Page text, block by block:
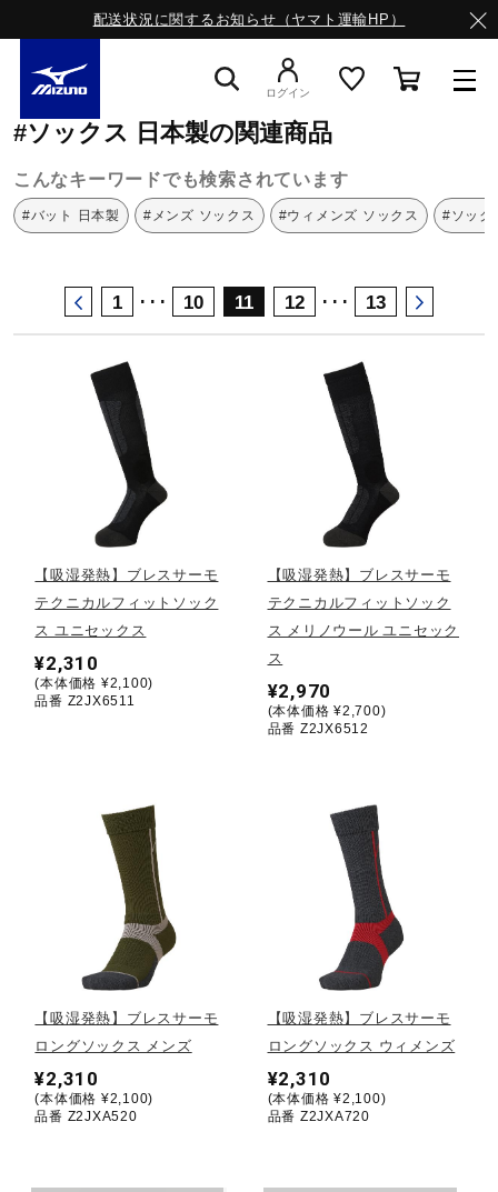
配送状況に関するお知らせ（ヤマト運輸HP）
ライフスタイルウエア
ランニング
サッカー／フットサル
トレーニング
野球
ゴルフ
バレーボール
テニス／ソフトテニス
バドミントン
陸上競技
ログイン
ミズノ公式オンライン
#ソックス 日本製の関連商品
こんなキーワードでも検索されています
#バット 日本製 #メンズ ソックス #ウィメンズ ソックス #ソック
1 ･･･ 10 11 12 ･･･ 13
【吸湿発熱】ブレスサーモ
テクニカルフィットソック
ス ユニセックス
¥2,310
(本体価格 ¥2,100)
品番 Z2JX6511
【吸湿発熱】ブレスサーモ
テクニカルフィットソック
ス メリノウール ユニセック
ス
¥2,970
(本体価格 ¥2,700)
品番 Z2JX6512
【吸湿発熱】ブレスサーモ
ロングソックス メンズ
¥2,310
(本体価格 ¥2,100)
品番 Z2JXA520
【吸湿発熱】ブレスサーモ
ロングソックス ウィメンズ
¥2,310
(本体価格 ¥2,100)
品番 Z2JXA720